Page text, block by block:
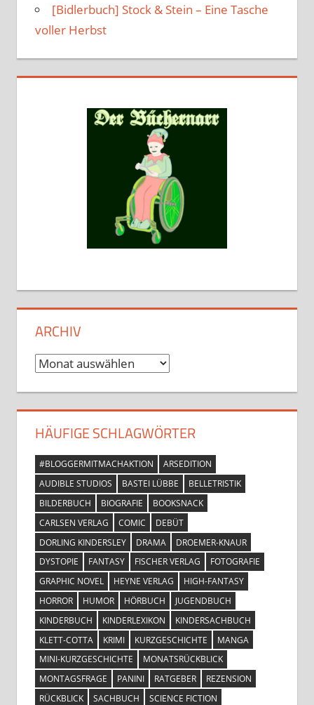
[Bidlerbuch] Stock & Stein – Eine Tasche
voller Herbst
ARCHIV
HÄUFIGE SCHLAGWÖRTER
#BLOGGERMITMACHAKTION
ARSEDITION
AUDIBLE STUDIOS
BASTEI LÜBBE
BELLETRISTIK
BILDERBUCH
BIOGRAFIE
BOOKSNACK
CARLSEN VERLAG
COMIC
DEBÜT
DORLING KINDERSLEY
DRAMA
DROEMER-KNAUR
DYSTOPIE
FANTASY FISCHER VERLAG
FOTOGRAFIE
GRAPHIC NOVEL
HEYNE VERLAG
HIGH-FANTASY
HORROR
HUMOR HÖRBUCH
JUGENDBUCH
KINDERBUCH
KINDERLEXIKON
KINDERSACHBUCH
KLETT-COTTA
KRIMI KURZGESCHICHTE
MANGA
MINI-KURZGESCHICHTE
MONATSRÜCKBLICK
MONTAGSFRAGE
PANINI RATGEBER
REZENSION
RÜCKBLICK
SACHBUCH
SCIENCE FICTION